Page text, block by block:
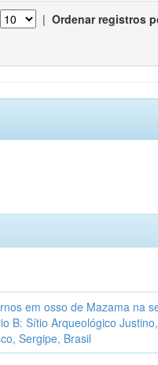
| Ordenar registros
em osso de Mazama na
B: Sítio Arqueológico
Sergipe, Brasil